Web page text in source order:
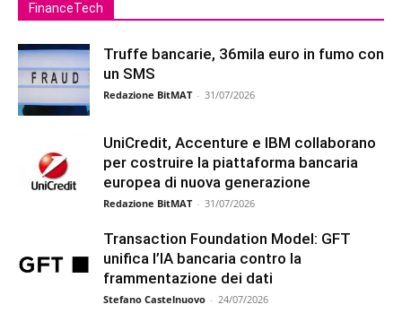
FinanceTech
Truffe bancarie, 36mila euro in fumo con
un SMS
Redazione BitMAT - 31/07/2026
UniCredit, Accenture e IBM collaborano
per costruire la piattaforma bancaria
europea di nuova generazione
Redazione BitMAT - 31/07/2026
Transaction Foundation Model: GFT
unifica l’IA bancaria contro la
frammentazione dei dati
Stefano Castelnuovo - 24/07/2026